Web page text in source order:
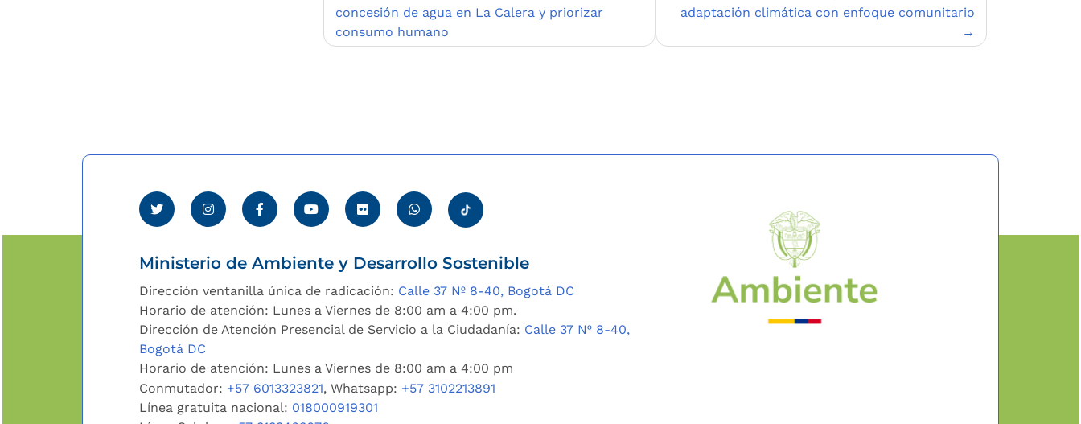
de
entradas
concesión de agua en La Calera y priorizar
consumo humano
adaptación climática con enfoque comunitario
Ministerio de Ambiente y Desarrollo Sostenible
Dirección ventanilla única de radicación: Calle 37 Nº 8-40, Bogotá DC
Horario de atención: Lunes a Viernes de 8:00 am a 4:00 pm.
Dirección de Atención Presencial de Servicio a la Ciudadanía: Calle 37 Nº 8-40,
Bogotá DC
Horario de atención: Lunes a Viernes de 8:00 am a 4:00 pm
Conmutador: +57 6013323821, Whatsapp: +57 3102213891
Línea gratuita nacional: 018000919301